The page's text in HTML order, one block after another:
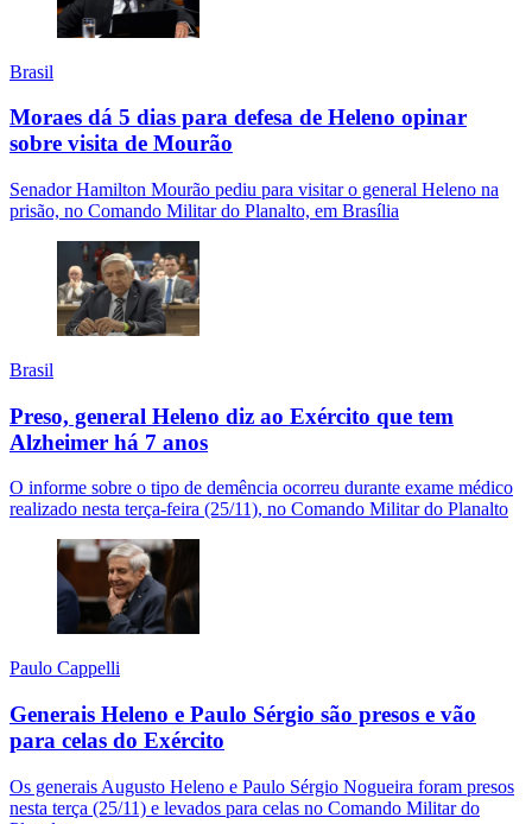
Brasil
Moraes dá 5 dias para defesa de Heleno opinar
sobre visita de Mourão
Senador Hamilton Mourão pediu para visitar o general Heleno na
prisão, no Comando Militar do Planalto, em Brasília
Brasil
Preso, general Heleno diz ao Exército que tem
Alzheimer há 7 anos
O informe sobre o tipo de demência ocorreu durante exame médico
realizado nesta terça-feira (25/11), no Comando Militar do Planalto
Paulo Cappelli
Generais Heleno e Paulo Sérgio são presos e vão
para celas do Exército
Os generais Augusto Heleno e Paulo Sérgio Nogueira foram presos
nesta terça (25/11) e levados para celas no Comando Militar do